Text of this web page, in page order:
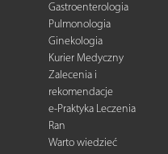
Gastroenterologia
Pulmonologia
Ginekologia
Kurier Medyczny
Zalecenia i
rekomendacje
e-Praktyka Leczenia
Ran
Warto wiedzieć